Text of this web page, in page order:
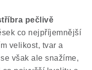
pečlivě
co nejpříjemnější
velikost, tvar a
však ale snažíme,